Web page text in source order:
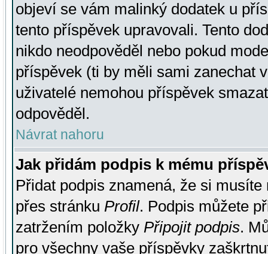
objeví se vám malinký dodatek u
tento příspěvek upravovali. Tento
nikdo neodpověděl nebo pokud
příspěvek (ti by měli sami zanechat
uživatelé nemohou příspěvek
odpověděl.
Návrat nahoru
Jak přidám podpis k mému
Přidat podpis znamená, že si
přes stránku Profil. Podpis můžete
zatržením položky Připojit podpis.
pro všechny vaše příspěvky